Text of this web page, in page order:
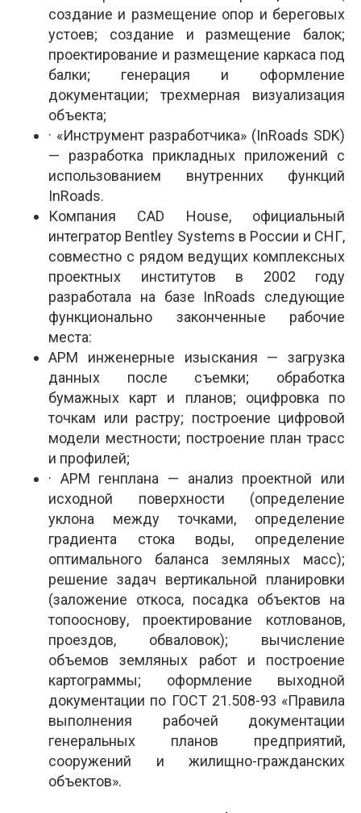
создание и размещение опор и береговых
устоев; создание и размещение балок;
проектирование и размещение каркаса под
балки; генерация и оформление
документации; трехмерная визуализация
объекта;
· «Инструмент разработчика» (InRoads SDK)
— разработка прикладных приложений с
использованием внутренних функций
InRoads.
Компания CAD House, официальный
интегратор Bentley Systems в России и СНГ,
совместно с рядом ведущих комплексных
проектных институтов в 2002 году
разработала на базе InRoads следующие
функционально законченные рабочие
места:
АРМ инженерные изыскания — загрузка
данных после съемки; обработка
бумажных карт и планов; оцифровка по
точкам или растру; построение цифровой
модели местности; построение план трасс
и профилей;
· АРМ генплана — анализ проектной или
исходной поверхности (определение
уклона между точками, определение
градиента стока воды, определение
оптимального баланса земляных масс);
решение задач вертикальной планировки
(заложение откоса, посадка объектов на
топооснову, проектирование котлованов,
проездов, обваловок); вычисление
объемов земляных работ и построение
картограммы; оформление выходной
документации по ГОСТ 21.508-93 «Правила
выполнения рабочей документации
генеральных планов предприятий,
сооружений и жилищно-гражданских
объектов».